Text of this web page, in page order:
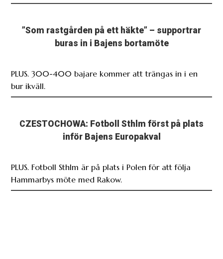
”Som rastgården på ett häkte” – supportrar
buras in i Bajens bortamöte
PLUS. 300-400 bajare kommer att trängas in i en
bur ikväll.
CZESTOCHOWA: Fotboll Sthlm först på plats
inför Bajens Europakval
PLUS. Fotboll Sthlm är på plats i Polen för att följa
Hammarbys möte med Rakow.